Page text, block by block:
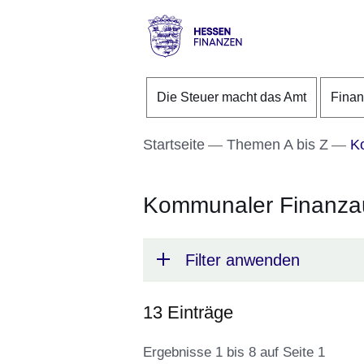
Direkt zum Kopf der
Direkt zum Inhalt
Direkt zum Fuß der
Finanzen
Die Steuer macht das Amt
Startseite Themen A bis Z
Kommunaler
Filter anwenden
13 Einträge
Ergebnisse 1 bis 8 auf Seite 1